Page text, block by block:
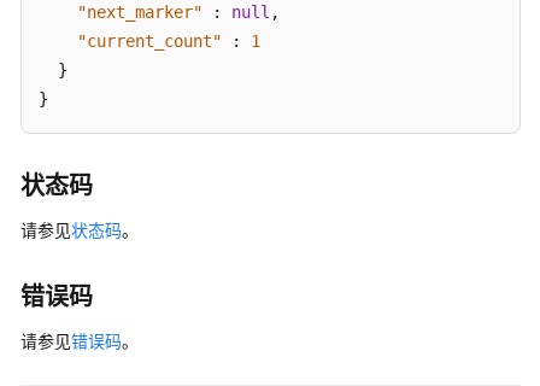
理
户
"next_marker"
: null ,
"current_count"
:
1
}
}
状态码
请参见状态码。
错误码
请参见错误码。